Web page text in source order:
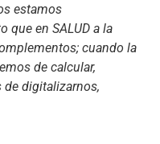
estamos
que en SALUD a la
cuando la
de calcular,
digitalizarnos,